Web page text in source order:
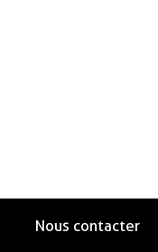
Nous contacter